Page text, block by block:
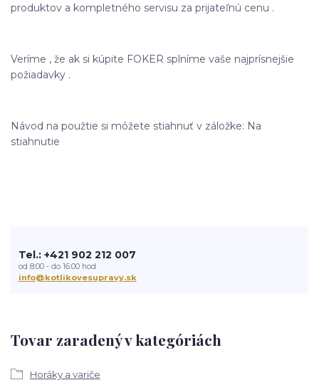
produktov a kompletného servisu za prijateľnú cenu .
Veríme , že ak si kúpite FOKER splníme vaše najprísnejšie
požiadavky .
Návod na použtie si môžete stiahnuť v záložke: Na
stiahnutie
Tovar zaradený v kategóriách
Horáky a variče
Tel.: +421 902 212 007
od 8:00 - do 16:00 hod
info@kotlikovesupravy.sk